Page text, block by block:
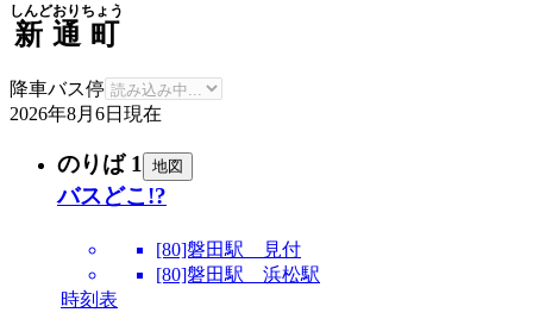
新通町
しんどおりちょう
降車バス停
2026年8月6日 現在
のりば 1 地図
バスどこ!?
[80]磐田駅 見付
[80]磐田駅 浜松駅
時刻表